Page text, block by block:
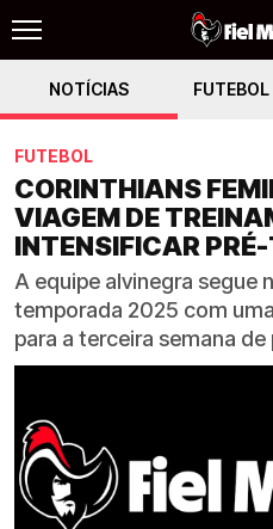
NOTÍCIAS FUTEBOL
FUTEBOL
CORINTHIANS
VIAGEM DE
INTENSIFICAR
A equipe alvinegra segue
temporada 2025 com
para a terceira semana